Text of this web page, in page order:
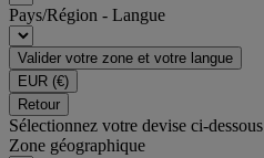
Pays/Région - Langue
Valider votre zone et votre langue
EUR (€)
Retour
Sélectionnez votre devise ci-dessous
Zone géographique